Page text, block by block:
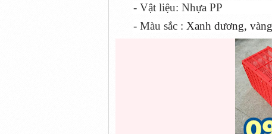
- Vật liệu: Nhựa PP
- Màu sắc : Xanh dương,